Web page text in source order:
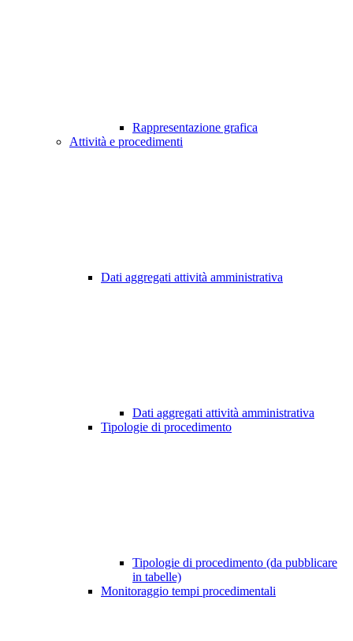
Rappresentazione grafica
Attività e procedimenti
Dati aggregati attività amministrativa
Dati aggregati attività amministrativa
Tipologie di procedimento
Tipologie di procedimento (da pubblicare
in tabelle)
Monitoraggio tempi procedimentali